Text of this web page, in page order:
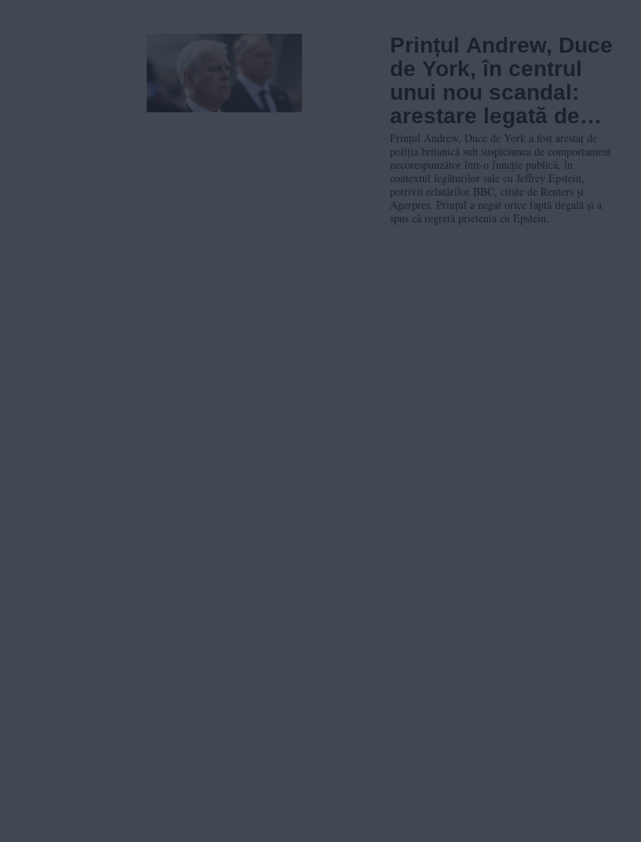
Prințul Andrew, Duce
de York, în centrul
unui nou scandal:
arestare legată de
dosarul Jeffrey
Epstein
Prințul Andrew, Duce de York a fost arestat de
poliția britanică sub suspiciunea de comportament
necorespunzător într-o funcție publică, în
contextul legăturilor sale cu Jeffrey Epstein,
potrivit relatărilor BBC, citate de Reuters și
Agerpres. Prințul a negat orice faptă ilegală și a
spus că regretă prietenia cu Epstein.